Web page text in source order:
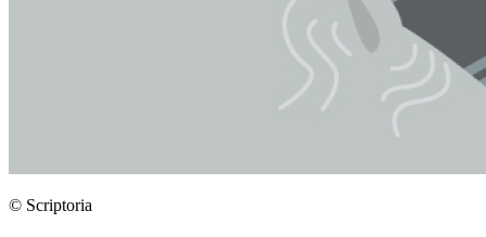
© Scriptoria